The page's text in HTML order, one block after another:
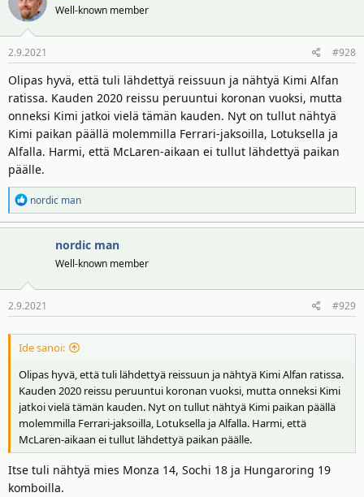
Well-known member
2.9.2021 #928
Olipas hyvä, että tuli lähdettyä reissuun ja nähtyä Kimi Alfan
ratissa. Kauden 2020 reissu peruuntui koronan vuoksi, mutta
onneksi Kimi jatkoi vielä tämän kauden. Nyt on tullut nähtyä
Kimi paikan päällä molemmilla Ferrari-jaksoilla, Lotuksella ja
Alfalla. Harmi, että McLaren-aikaan ei tullut lähdettyä paikan
päälle.
R
e
a
o
t
nordic man
nordic man
Well-known member
2.9.2021 #929
Ide sanoi:
Olipas hyvä, että tuli lähdettyä reissuun ja nähtyä Kimi Alfan ratissa.
Kauden 2020 reissu peruuntui koronan vuoksi, mutta onneksi Kimi
jatkoi vielä tämän kauden. Nyt on tullut nähtyä Kimi paikan päällä
molemmilla Ferrari-jaksoilla, Lotuksella ja Alfalla. Harmi, että
McLaren-aikaan ei tullut lähdettyä paikan päälle.
Itse tuli nähtyä mies Monza 14, Sochi 18 ja Hungaroring 19
komboilla.